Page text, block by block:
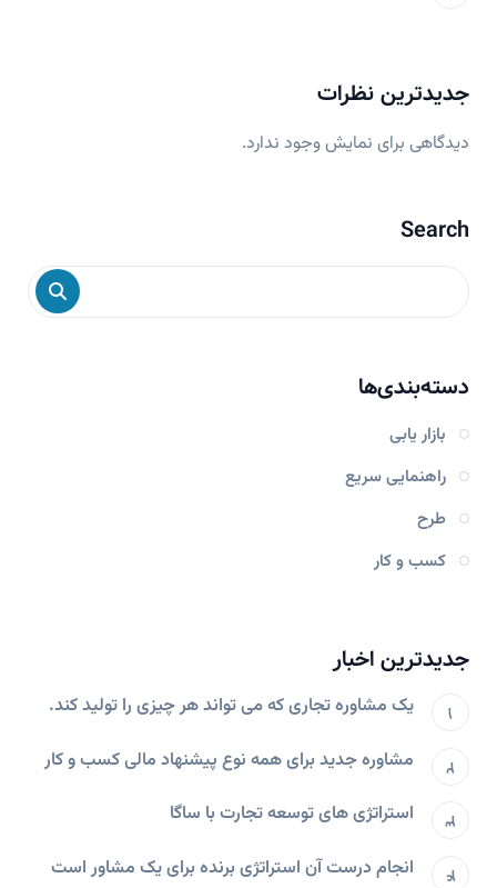
جدیدترین نظرات
دیدگاهی برای نمایش وجود ندارد.
Search
دسته‌بندی‌ها
بازار یابی
راهنمایی سریع
طرح
کسب و کار
جدیدترین اخبار
یک مشاوره تجاری که می تواند هر چیزی را تولید کند.
مشاوره جدید برای همه نوع پیشنهاد مالی کسب و کار
استراتژی های توسعه تجارت با ساگا
انجام درست آن استراتژی برنده برای یک مشاور است